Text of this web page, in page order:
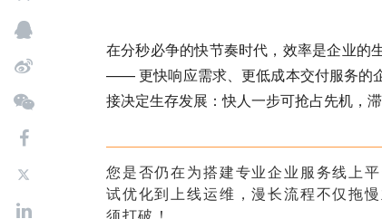
在分秒必争的快节奏时代，效率是企业的
—— 更快响应需求、更低成本交付服务的
接决定生存发展：快人一步可抢占先机，
您是否仍在为搭建专业企业服务线上
试优化到上线运维，漫长流程不仅拖
须打破！